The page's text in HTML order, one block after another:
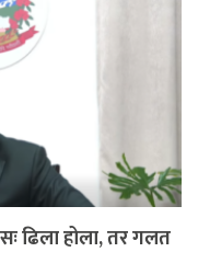
ढिला होला, तर गलत